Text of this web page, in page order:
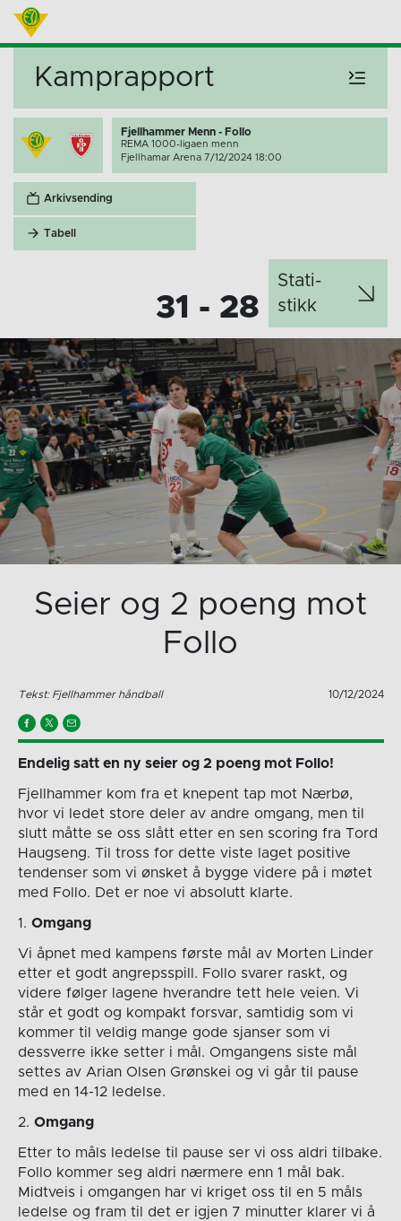
Kamprapport
Fjellhammer Menn - Follo
REMA 1000-ligaen menn
Fjellhamar Arena 7/12/2024 18:00
Arkivsending
Tabell
31 - 28
Stati­
stikk
Seier og 2 poeng mot
Follo
Tekst: Fjellhammer håndball 10/12/2024
Endelig satt en ny seier og 2 poeng mot Follo!
Fjellhammer kom fra et knepent tap mot Nærbø,
hvor vi ledet store deler av andre omgang, men til
slutt måtte se oss slått etter en sen scoring fra Tord
Haugseng. Til tross for dette viste laget positive
tendenser som vi ønsket å bygge videre på i møtet
med Follo. Det er noe vi absolutt klarte.
1. Omgang
Vi åpnet med kampens første mål av Morten Linder
etter et godt angrepsspill. Follo svarer raskt, og
videre følger lagene hverandre tett hele veien. Vi
står et godt og kompakt forsvar, samtidig som vi
kommer til veldig mange gode sjanser som vi
dessverre ikke setter i mål. Omgangens siste mål
settes av Arian Olsen Grønskei og vi går til pause
med en 14-12 ledelse.
2. Omgang
Etter to måls ledelse til pause ser vi oss aldri tilbake.
Follo kommer seg aldri nærmere enn 1 mål bak.
Midtveis i omgangen har vi kriget oss til en 5 måls
ledelse og fram til det er igjen 7 minutter klarer vi å